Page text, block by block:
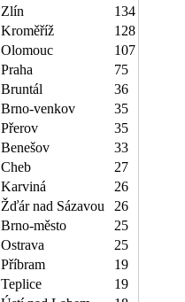
Zlín
134
Kroměříž
128
Olomouc
107
Praha
75
Bruntál
36
Brno-venkov
35
Přerov
35
Benešov
33
Cheb
27
Karviná
26
Žďár nad Sázavou
26
Brno-město
25
Ostrava
25
Příbram
19
Teplice
19